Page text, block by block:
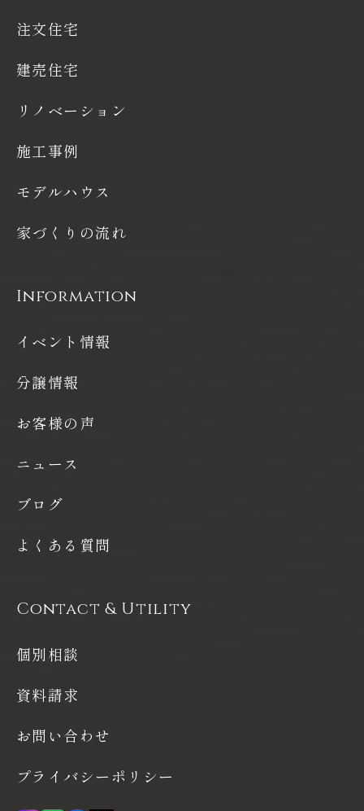
注文住宅
建売住宅
リノベーション
施工事例
モデルハウス
家づくりの流れ
Information
イベント情報
分譲情報
お客様の声
ニュース
ブログ
よくある質問
Contact & Utility
個別相談
資料請求
お問い合わせ
プライバシーポリシー